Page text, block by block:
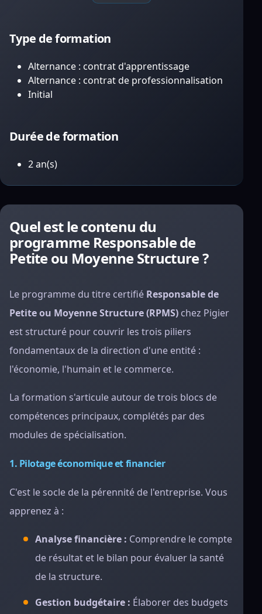
Type de formation
Alternance : contrat d'apprentissage
Alternance : contrat de professionnalisation
Initial
Durée de formation
2 an(s)
Quel est le contenu du
programme Responsable de
Petite ou Moyenne Structure ?
Le programme du titre certifié Responsable de
Petite ou Moyenne Structure (RPMS) chez Pigier
est structuré pour couvrir les trois piliers
fondamentaux de la direction d'une entité :
l'économie, l'humain et le commerce.
La formation s'articule autour de trois blocs de
compétences principaux, complétés par des
modules de spécialisation.
1. Pilotage économique et financier
C'est le socle de la pérennité de l'entreprise. Vous
apprenez à :
Analyse financière : Comprendre le compte
de résultat et le bilan pour évaluer la santé
de la structure.
Gestion budgétaire : Élaborer des budgets